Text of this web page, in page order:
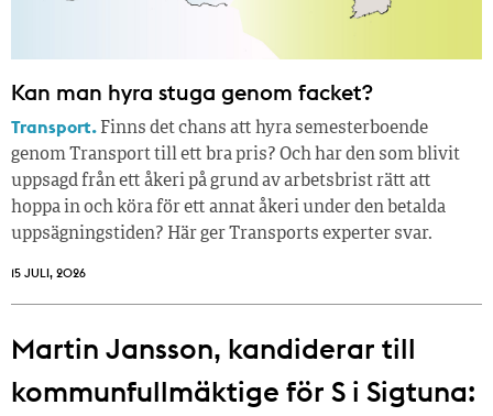
Kan man hyra stuga genom facket?
Transport. Finns det chans att hyra semesterboende
genom Transport till ett bra pris? Och har den som blivit
uppsagd från ett åkeri på grund av arbetsbrist rätt att
hoppa in och köra för ett annat åkeri under den betalda
uppsägningstiden? Här ger Transports experter svar.
15 JULI, 2026
Martin Jansson, kandiderar till
kommunfullmäktige för S i Sigtuna: